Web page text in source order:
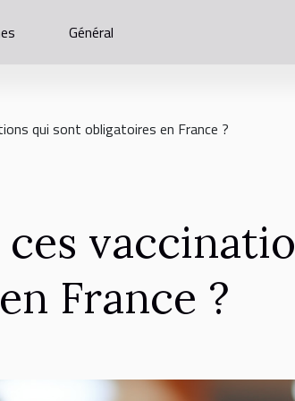
Général
qui sont obligatoires en France ?
France ?